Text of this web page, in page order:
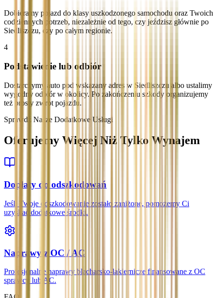
Dobieramy pojazd do klasy uszkodzonego samochodu oraz Twoich
codziennych potrzeb, niezależnie od tego, czy jeździsz głównie po
Siedliszczu, czy po całym regionie.
4
Podstawienie lub odbiór
Dostarczymy auto pod wskazany adres w Siedliszczu albo ustalimy
wygodny odbiór w okolicy. Po zakończeniu szkody organizujemy
też prosty zwrot pojazdu.
Sprawdź Nasze Dodatkowe Usługi
Oferujemy Więcej Niż Tylko Wynajem
Dopłaty do odszkodowań
Jeśli Twoje odszkodowanie zostało zaniżone, pomożemy Ci
uzyskać dodatkowe środki.
Naprawy z OC / AC
Profesjonalne naprawy blacharsko-lakiernicze finansowane z OC
sprawcy lub AC.